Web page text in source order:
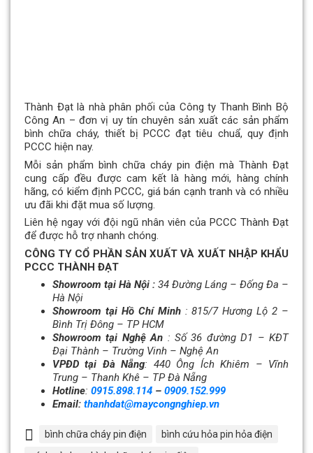
Thành Đạt là nhà phân phối của Công ty Thanh Bình Bộ
Công An – đơn vị uy tín chuyên sản xuất các sản phẩm
bình chữa cháy, thiết bị PCCC đạt tiêu chuẩ, quy định
PCCC hiện nay.
Mỗi sản phẩm bình chữa cháy pin điện mà Thành Đạt
cung cấp đều được cam kết là hàng mới, hàng chính
hãng, có kiểm định PCCC, giá bán cạnh tranh và có nhiều
ưu đãi khi đặt mua số lượng.
Liên hệ ngay với đội ngũ nhân viên của PCCC Thành Đạt
để được hỗ trợ nhanh chóng.
CÔNG TY CỔ PHẦN SẢN XUẤT VÀ XUẤT NHẬP KHẨU
PCCC THÀNH ĐẠT
Showroom tại Hà Nội : 34 Đường Láng – Đống Đa –
Hà Nội
Showroom tại Hồ Chí Minh: 815/7 Hương Lộ 2 –
Bình Trị Đông – TP HCM
Showroom tại Nghệ An : Số 36 đường D1 – KĐT
Đại Thành – Trường Vinh – Nghệ An
VPĐD tại Đà Nẵng: 440 Ông Ích Khiêm – Vĩnh
Trung – Thanh Khê – TP Đà Nẵng
Hotline: 0915.898.114 – 0909.152.999
Email: thanhdat@maycongnghiep.vn
bình chữa cháy pin điện
bình cứu hỏa pin hỏa điện